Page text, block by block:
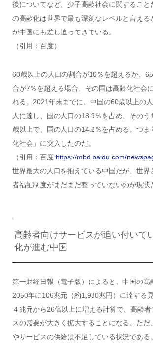
後についてなど、少子高齢社会に関すること
の高齢化は世界で最も深刻なレベルと言える
が中国にも差し迫ってきている。
（引用：百度）
60歳以上の人口の割合が10％を超えるか、
合が7％を超える場合、その国は高齢化社会
れる。2021年末までに、中国の60歳以上の
人に達し、国の人口の18.9％を占め、そのう
歳以上で、国の人口の14.2％を占める。つま
化社会」に突入したのだ。
（引用：百度 https://mbd.baidu.com/
世界最大の人口を抱えている中国だが、世界
者福祉制度がまだまだ整っていないのが現状
高齢者向けサービスが追い付い
化が進む中国
第一財経日報（電子版）によると、中国の高
2050年に106兆元（約1,930兆円）に達する
４兆元から26倍以上に増える計算で、高齢
スの需要が大きく拡大することになる。ただ
やサービスの供給は不足している状況である